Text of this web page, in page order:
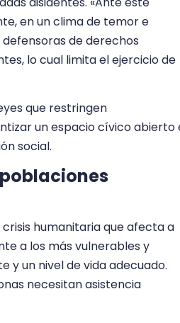
en un clima de temor e
de derechos
lo cual limita el ejercicio de
que restringen
un espacio cívico abierto
social.
humanitaria que afecta a
a los más vulnerables y
y un nivel de vida adecuado.
necesitan asistencia